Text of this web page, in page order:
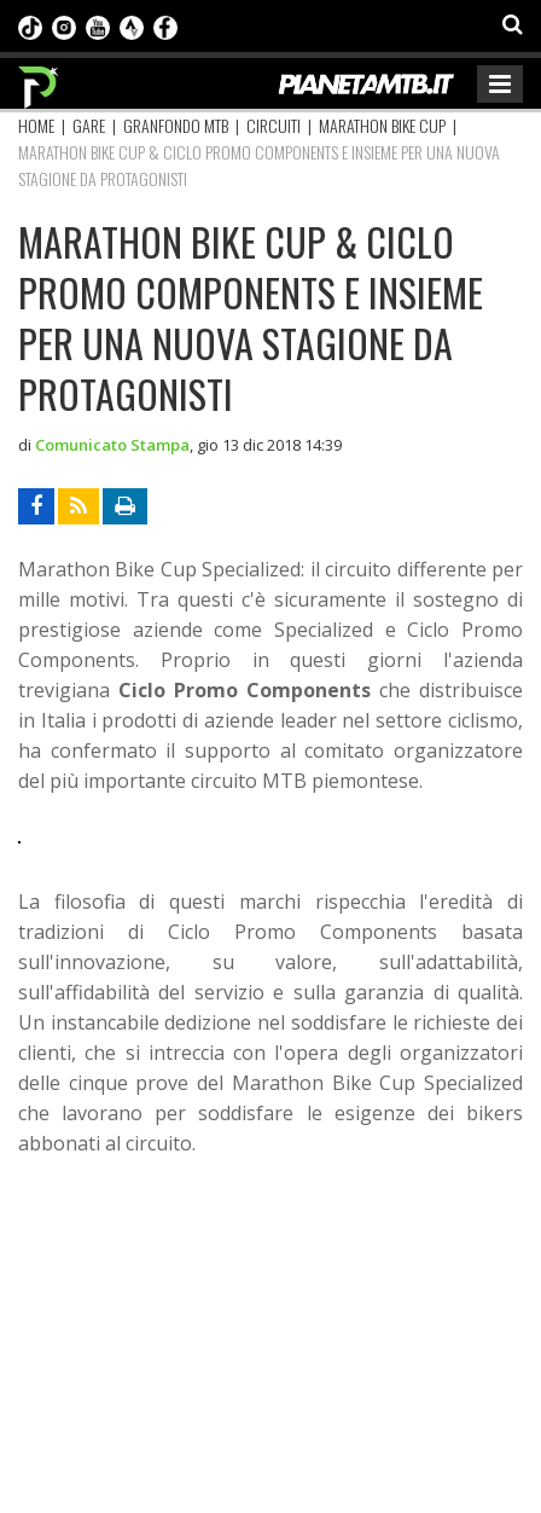
HOME | GARE | GRANFONDO MTB | CIRCUITI | MARATHON BIKE CUP |
MARATHON BIKE CUP & CICLO PROMO COMPONENTS E INSIEME PER UNA NUOVA
STAGIONE DA PROTAGONISTI
MARATHON BIKE CUP & CICLO
PROMO COMPONENTS E INSIEME
PER UNA NUOVA STAGIONE DA
PROTAGONISTI
di Comunicato Stampa gio 13 dic 2018 14:39
Marathon Bike Cup Specialized: il circuito differente per
mille motivi. Tra questi c'è sicuramente il sostegno di
prestigiose aziende come Specialized e Ciclo Promo
Components. Proprio in questi giorni l'azienda
trevigiana Ciclo Promo Components che distribuisce
in Italia i prodotti di aziende leader nel settore ciclismo,
ha confermato il supporto al comitato organizzatore
del più importante circuito MTB piemontese.
La filosofia di questi marchi rispecchia l'eredità di
tradizioni di Ciclo Promo Components basata
sull'innovazione, su valore, sull'adattabilità,
sull'affidabilità del servizio e sulla garanzia di qualità.
Un instancabile dedizione nel soddisfare le richieste dei
clienti, che si intreccia con l'opera degli organizzatori
delle cinque prove del Marathon Bike Cup Specialized
che lavorano per soddisfare le esigenze dei bikers
abbonati al circuito.